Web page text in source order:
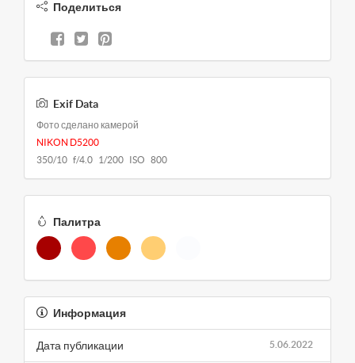
Поделиться
Exif Data
Фото сделано камерой
NIKON D5200
350/10 f/4.0 1/200 ISO 800
Палитра
Информация
5.06.2022
Дата публикации